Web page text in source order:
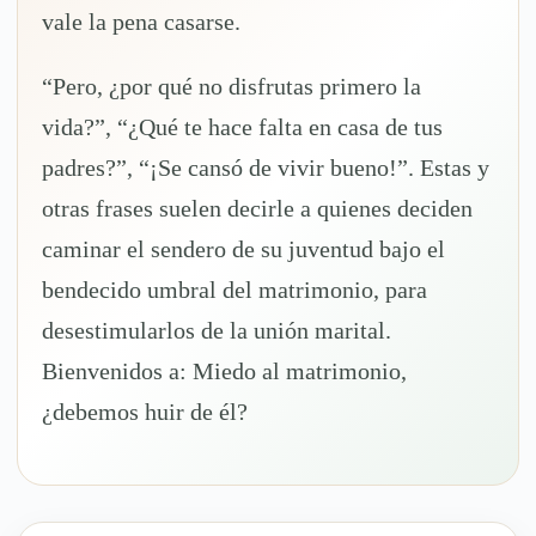
vale la pena casarse.
“Pero, ¿por qué no disfrutas primero la
vida?”, “¿Qué te hace falta en casa de tus
padres?”, “¡Se cansó de vivir bueno!”. Estas y
otras frases suelen decirle a quienes deciden
caminar el sendero de su juventud bajo el
bendecido umbral del matrimonio, para
desestimularlos de la unión marital.
Bienvenidos a: Miedo al matrimonio,
¿debemos huir de él?